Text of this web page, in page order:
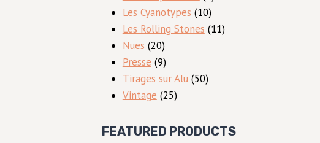
produits
Les Cyanotypes 1010
produits
Les Rolling Stones 1111
Nues 2020
produits
Presse 99
produits
Tirages sur Alu 5050
Vintage 2525
FEATURED PRODUCTS